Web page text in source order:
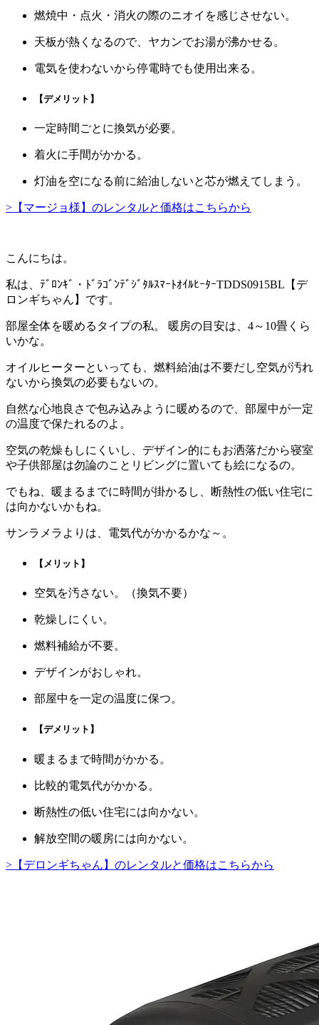
燃焼中・点火・消火の際のニオイを感じさせない。
天板が熱くなるので、ヤカンでお湯が沸かせる。
電気を使わないから停電時でも使用出来る。
【デメリット】
一定時間ごとに換気が必要。
着火に手間がかかる。
灯油を空になる前に給油しないと芯が燃えてしまう。
>【マージョ様】のレンタルと価格はこちらから
こんにちは。
私は、ﾃﾞﾛﾝｷﾞ・ﾄﾞﾗｺﾞﾝﾃﾞｼﾞﾀﾙｽﾏｰﾄｵｲﾙﾋｰﾀｰTDDS0915BL 【デ
ロンギちゃん】 です。
部屋全体を暖めるタイプの私。 暖房の目安は、4～10畳くら
いかな。
オイルヒーターといっても、燃料給油は不要だし空気が汚れ
ないから換気の必要もないの。
自然な心地良さで包み込みように暖めるので、部屋中が一定
の温度で保たれるのよ。
空気の乾燥もしにくいし、デザイン的にもお洒落だから寝室
や子供部屋は勿論のことリビングに置いても絵になるの。
でもね、暖まるまでに時間が掛かるし、断熱性の低い住宅に
は向かないかもね。
サンラメラよりは、電気代がかかるかな～。
【メリット】
空気を汚さない。（換気不要）
乾燥しにくい。
燃料補給が不要。
デザインがおしゃれ。
部屋中を一定の温度に保つ。
【デメリット】
暖まるまで時間がかかる。
比較的電気代がかかる。
断熱性の低い住宅には向かない。
解放空間の暖房には向かない。
>【デロンギちゃん】のレンタルと価格はこちらから